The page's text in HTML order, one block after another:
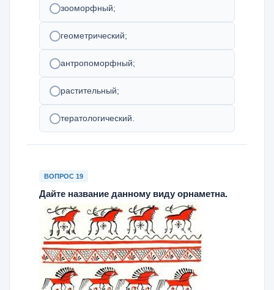
зооморфный;
геометрический;
антропоморфный;
растительный;
тератологический.
ВОПРОС 19
Дайте название данному виду орнаметна.